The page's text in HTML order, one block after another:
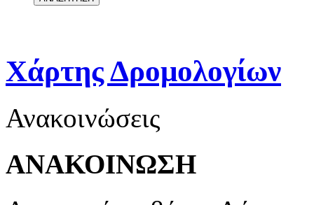
Χάρτης Δρομολογίων
Ανακοινώσεις
ΑΝΑΚΟΙΝΩΣΗ